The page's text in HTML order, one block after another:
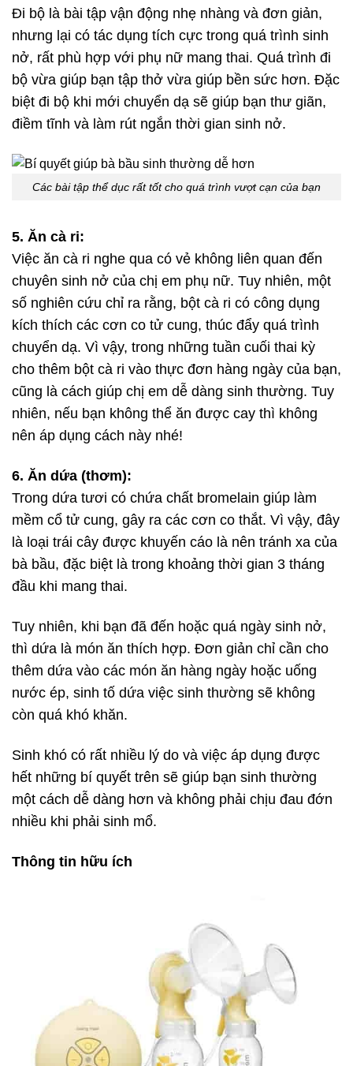
Đi bộ là bài tập vận động nhẹ nhàng và đơn giản,
nhưng lại có tác dụng tích cực trong quá trình sinh
nở, rất phù hợp với phụ nữ mang thai. Quá trình đi
bộ vừa giúp bạn tập thở vừa giúp bền sức hơn. Đặc
biệt đi bộ khi mới chuyển dạ sẽ giúp bạn thư giãn,
điềm tĩnh và làm rút ngắn thời gian sinh nở.
Các bài tập thể dục rất tốt cho quá trình vượt cạn của bạn
5. Ăn cà ri:
Việc ăn cà ri nghe qua có vẻ không liên quan đến
chuyên sinh nở của chị em phụ nữ. Tuy nhiên, một
số nghiên cứu chỉ ra rằng, bột cà ri có công dụng
kích thích các cơn co tử cung, thúc đẩy quá trình
chuyển dạ. Vì vậy, trong những tuần cuối thai kỳ
cho thêm bột cà ri vào thực đơn hàng ngày của bạn,
cũng là cách giúp chị em dễ dàng sinh thường. Tuy
nhiên, nếu bạn không thể ăn được cay thì không
nên áp dụng cách này nhé!
6. Ăn dứa (thơm):
Trong dứa tươi có chứa chất bromelain giúp làm
mềm cổ tử cung, gây ra các cơn co thắt. Vì vậy, đây
là loại trái cây được khuyến cáo là nên tránh xa của
bà bầu, đặc biệt là trong khoảng thời gian 3 tháng
đầu khi mang thai.
Tuy nhiên, khi bạn đã đến hoặc quá ngày sinh nở,
thì dứa là món ăn thích hợp. Đơn giản chỉ cần cho
thêm dứa vào các món ăn hàng ngày hoặc uống
nước ép, sinh tố dứa việc sinh thường sẽ không
còn quá khó khăn.
Sinh khó có rất nhiều lý do và việc áp dụng được
hết những bí quyết trên sẽ giúp bạn sinh thường
một cách dễ dàng hơn và không phải chịu đau đớn
nhiều khi phải sinh mổ.
Thông tin hữu ích